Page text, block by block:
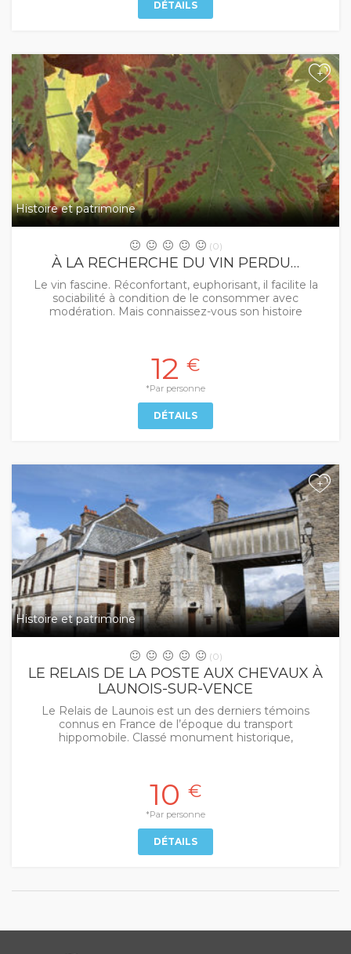
DÉTAILS
+
Histoire et patrimoine
(0)
À LA RECHERCHE DU VIN PERDU…
Le vin fascine. Réconfortant, euphorisant, il facilite la
sociabilité à condition de le consommer avec
modération. Mais connaissez-vous son histoire
12 €
*Par personne
DÉTAILS
+
Histoire et patrimoine
(0)
LE RELAIS DE LA POSTE AUX CHEVAUX À
LAUNOIS-SUR-VENCE
Le Relais de Launois est un des derniers témoins
connus en France de l’époque du transport
hippomobile. Classé monument historique,
10 €
*Par personne
DÉTAILS